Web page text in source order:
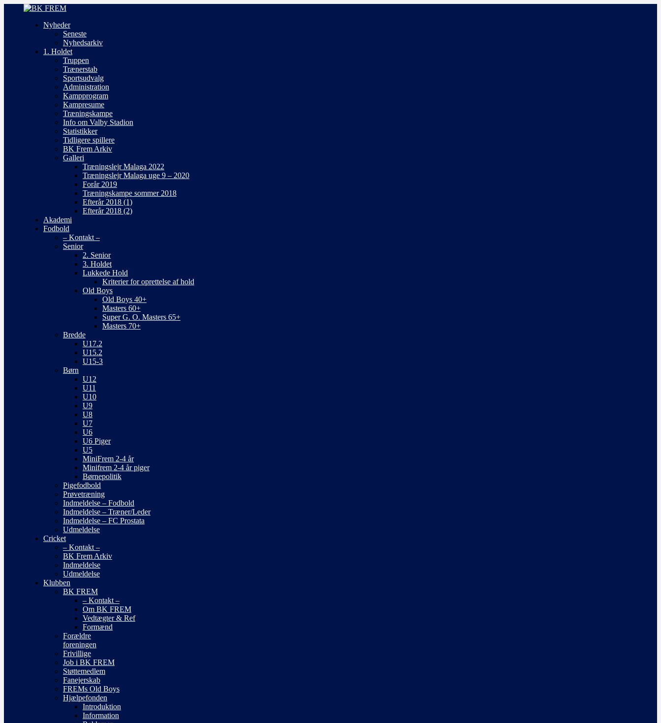
Nyheder
Seneste
Nyhedsarkiv
1. Holdet
Truppen
Trænerstab
Sportsudvalg
Administration
Kampprogram
Kampresume
Træningskampe
Info om Valby Stadion
Statistikker
Tidligere spillere
BK Frem Arkiv
Galleri
Træningslejr Malaga 2022
Træningslejr Malaga uge 9 – 2020
Forår 2019
Træningskampe sommer 2018
Efterår 2018 (1)
Efterår 2018 (2)
Akademi
Fodbold
– Kontakt –
Senior
2. Senior
3. Holdet
Lukkede Hold
Kriterier for oprettelse af hold
Old Boys
Old Boys 40+
Masters 60+
Super G. O. Masters 65+
Masters 70+
Bredde
U17.2
U15.2
U15-3
Børn
U12
U11
U10
U9
U8
U7
U6
U6 Piger
U5
MiniFrem 2-4 år
Minifrem 2-4 år piger
Børnepolitik
Pigefodbold
Prøvetræning
Indmeldelse – Fodbold
Indmeldelse – Træner/Leder
Indmeldelse – FC Prostata
Udmeldelse
Cricket
– Kontakt –
BK Frem Arkiv
Indmeldelse
Udmeldelse
Klubben
BK FREM
– Kontakt –
Om BK FREM
Vedtægter & Ref
Formænd
Forældre
foreningen
Frivillige
Job i BK FREM
Støttemedlem
Fanejerskab
FREMs Old Boys
Hjælpefonden
Introduktion
Information